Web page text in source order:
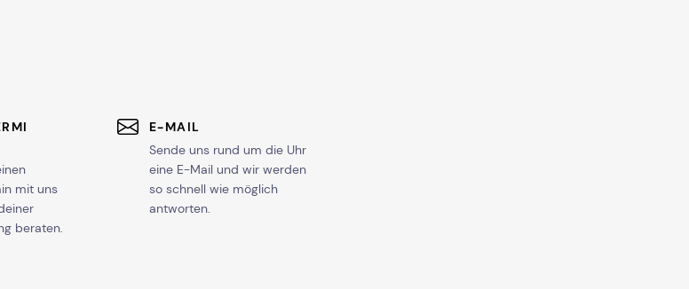
mit uns
beraten.
E-MAIL
Sende uns rund um die Uhr
eine E-Mail und wir werden
so schnell wie möglich
antworten.